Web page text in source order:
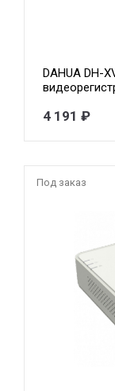
DAHUA DH-
4 191 ₽
Под заказ